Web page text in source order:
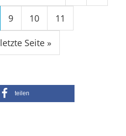
9 10 11
letzte Seite »
teilen